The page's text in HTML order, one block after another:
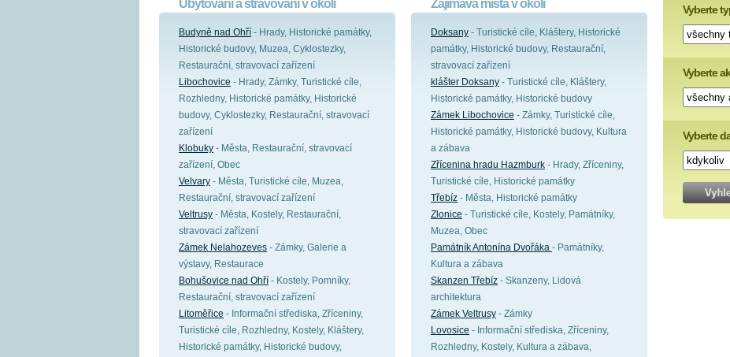
Ubytování a stravování v okolí
Budyně nad Ohří - Hrady, Historické památky,
Historické budovy, Muzea, Cyklostezky,
Restaurační, stravovací zařízení
Libochovice - Hrady, Zámky, Turistické cíle,
Rozhledny, Historické památky, Historické
budovy, Cyklostezky, Restaurační, stravovací
zařízení
Klobuky - Města, Restaurační, stravovací
zařízení, Obec
Velvary - Města, Turistické cíle, Muzea,
Restaurační, stravovací zařízení
Veltrusy - Města, Kostely, Restaurační,
stravovací zařízení
Zámek Nelahozeves - Zámky, Galerie a
výstavy, Restaurace
Bohušovice nad Ohří - Kostely, Pomníky,
Restaurační, stravovací zařízení
Litoměřice - Informační střediska, Zříceniny,
Turistické cíle, Rozhledny, Kostely, Kláštery,
Historické památky, Historické budovy,
Zajímavá místa v okolí
Doksany - Turistické cíle, Kláštery, Historické
památky, Historické budovy, Restaurační,
stravovací zařízení
klášter Doksany - Turistické cíle, Kláštery,
Historické památky, Historické budovy
Zámek Libochovice - Zámky, Turistické cíle,
Historické památky, Historické budovy, Kultura
a zábava
Zřícenina hradu Hazmburk - Hrady, Zříceniny,
Turistické cíle, Historické památky
Třebíz - Města, Historické památky
Zlonice - Turistické cíle, Kostely, Památníky,
Muzea, Obec
Památník Antonína Dvořáka - Památníky,
Kultura a zábava
Skanzen Třebíz - Skanzeny, Lidová
architektura
Zámek Veltrusy - Zámky
Lovosice - Informační střediska, Zříceniny,
Rozhledny, Kostely, Kultura a zábava,
Vyberte
Vyberte
Vyberte